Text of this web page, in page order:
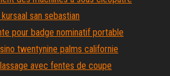
san sebastian
pour badge nominatif portable
twentynine palms californie
avec fentes de coupe